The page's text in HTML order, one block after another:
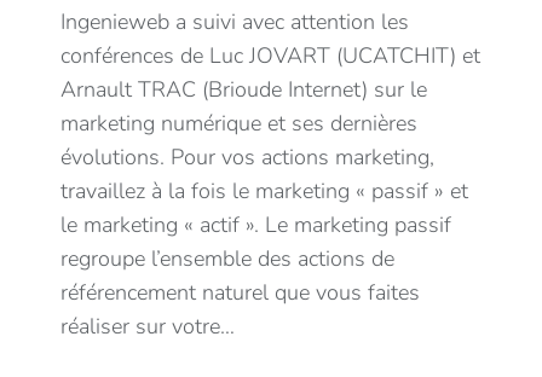
Ingenieweb a suivi avec attention les
conférences de Luc JOVART (UCATCHIT) et
Arnault TRAC (Brioude Internet) sur le
marketing numérique et ses dernières
évolutions. Pour vos actions marketing,
travaillez à la fois le marketing « passif » et
le marketing « actif ». Le marketing passif
regroupe l’ensemble des actions de
référencement naturel que vous faites
réaliser sur votre…